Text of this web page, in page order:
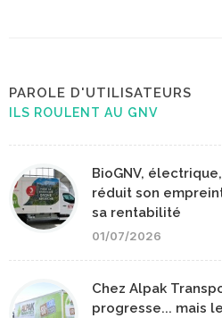
PAROLE D'UTILISATEURS
ILS ROULENT AU GNV
BioGNV,
réduit son
sa rentabilité
01/07/2026
Chez Alpak
progresse... mais